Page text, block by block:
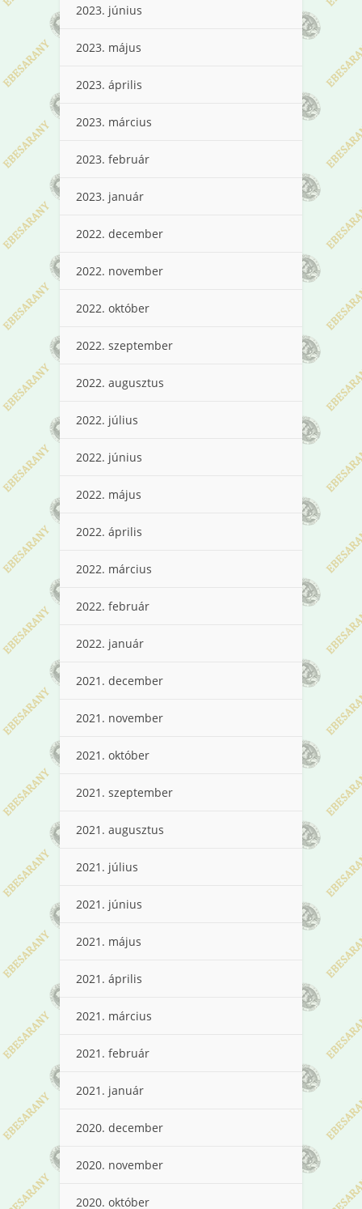
2023. június
2023. május
2023. április
2023. március
2023. február
2023. január
2022. december
2022. november
2022. október
2022. szeptember
2022. augusztus
2022. július
2022. június
2022. május
2022. április
2022. március
2022. február
2022. január
2021. december
2021. november
2021. október
2021. szeptember
2021. augusztus
2021. július
2021. június
2021. május
2021. április
2021. március
2021. február
2021. január
2020. december
2020. november
2020. október